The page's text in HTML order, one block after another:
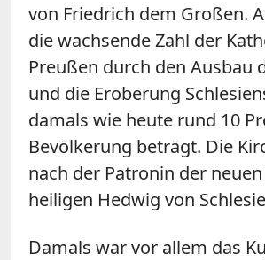
von Friedrich dem Großen.
die wachsende Zahl der
Preußen durch den Ausbau
und die Eroberung
damals wie heute rund 10
Bevölkerung beträgt. Die
nach der Patronin der
heiligen Hedwig von
Damals war vor allem das